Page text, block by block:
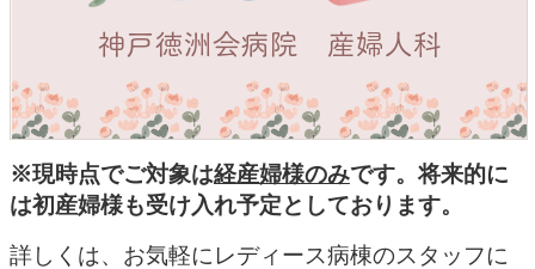
※現時点でご対象は経産婦様のみです。将来的に
は初産婦様も受け入れ予定としております。
詳しくは、お気軽にレディース病棟のスタッフに